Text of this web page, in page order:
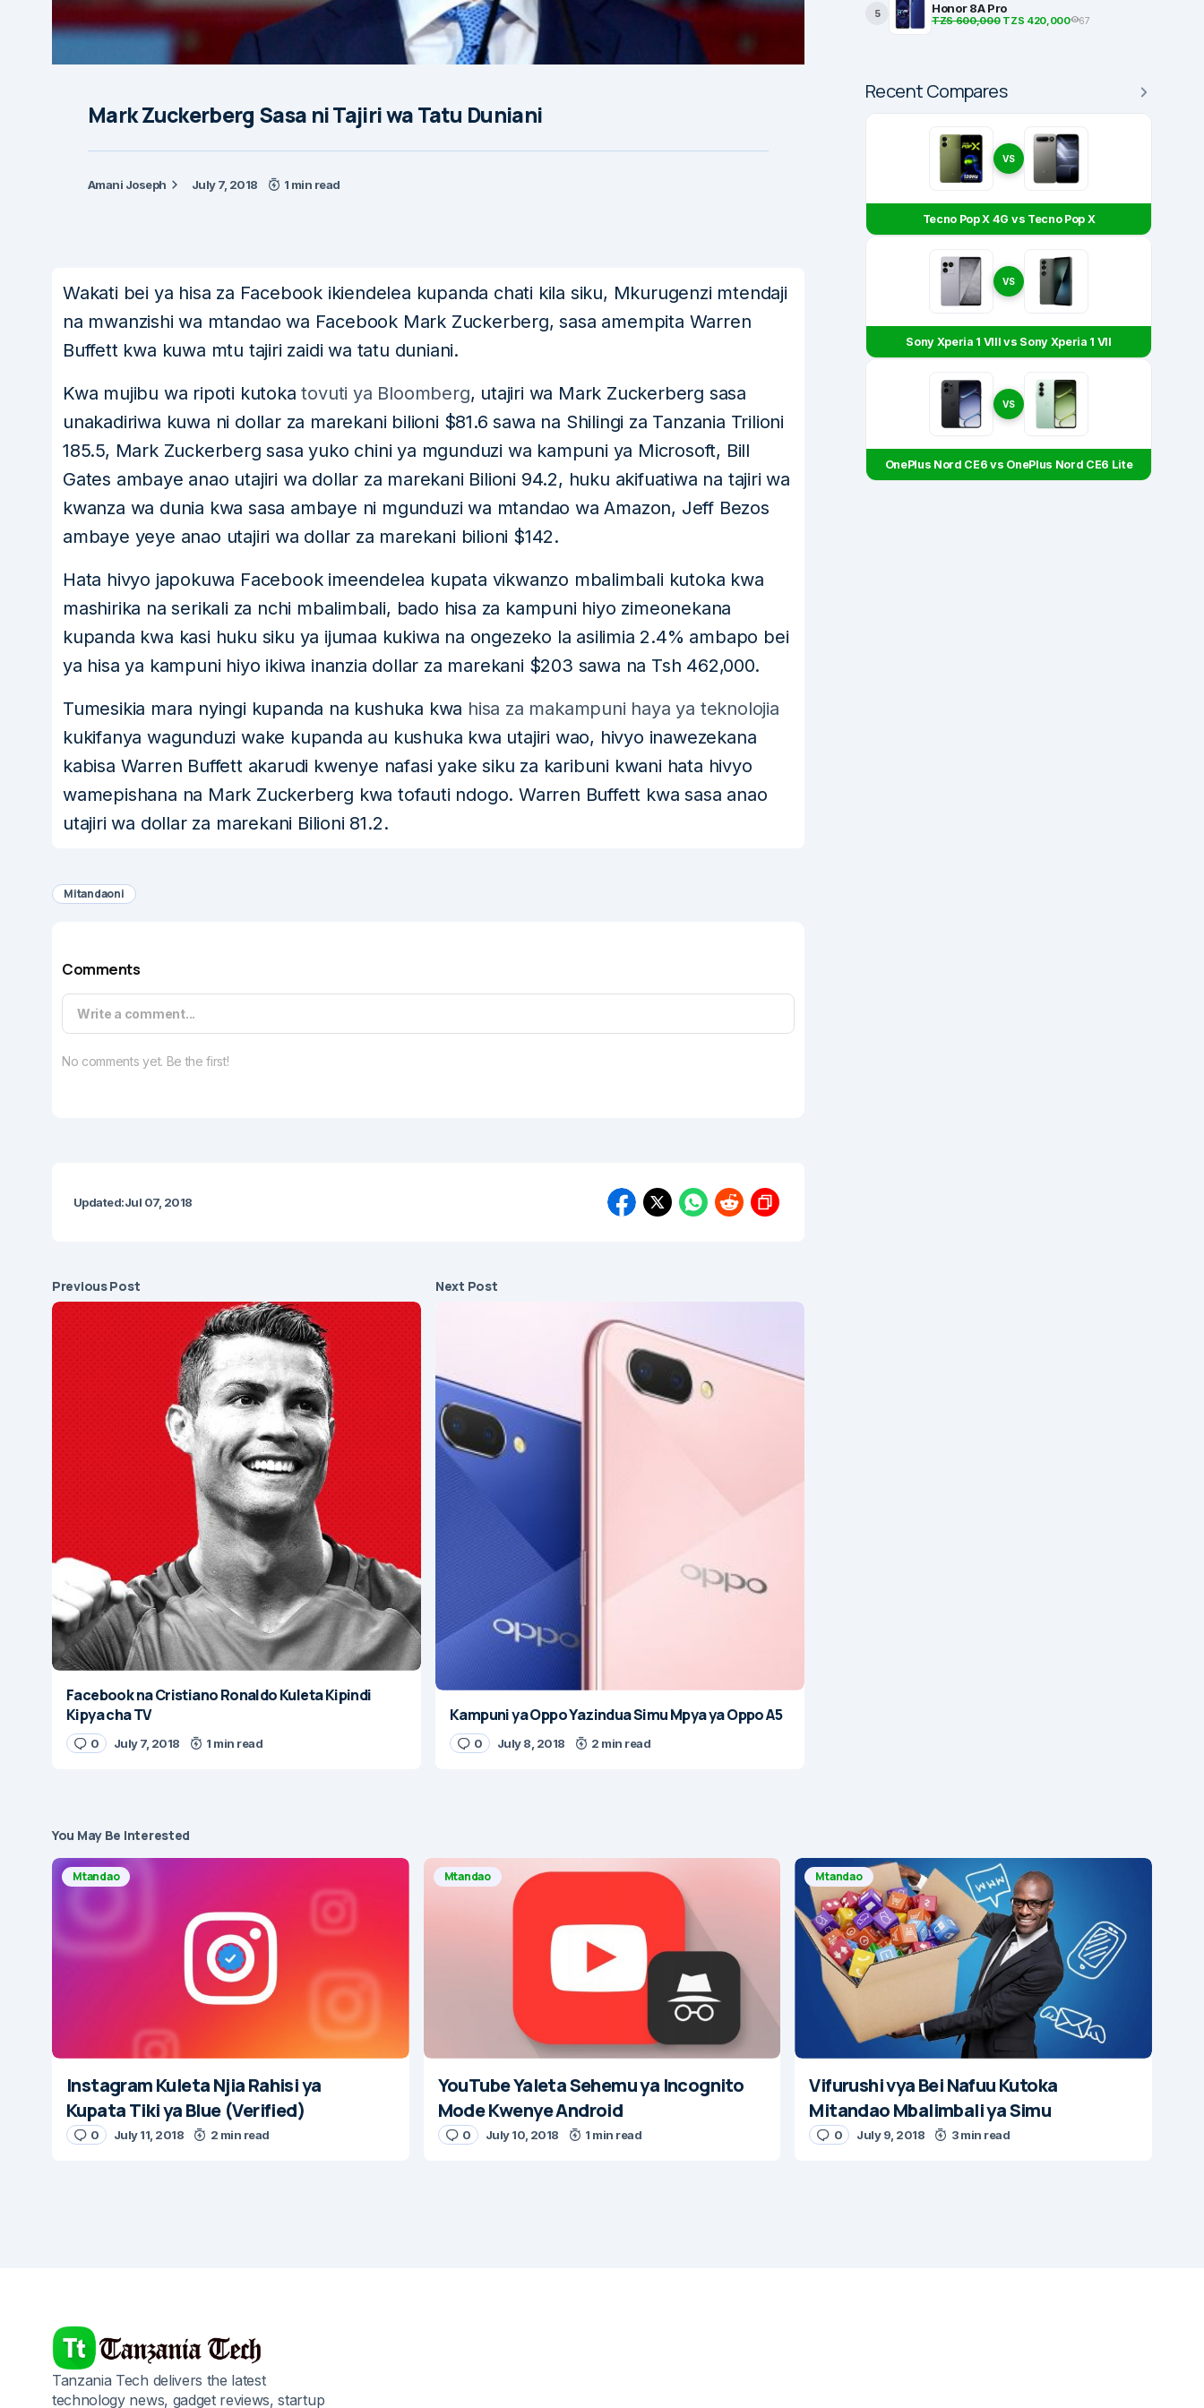
Mark Zuckerberg Sasa ni Tajiri wa Tatu Duniani
Amani Joseph July 7, 2018 1 min read
Wakati bei ya hisa za Facebook ikiendelea kupanda chati kila siku, Mkurugenzi mtendaji
na mwanzishi wa mtandao wa Facebook Mark Zuckerberg, sasa amempita Warren
Buffett kwa kuwa mtu tajiri zaidi wa tatu duniani.
Kwa mujibu wa ripoti kutokatovuti ya Bloomberg, utajiri wa Mark Zuckerberg sasa
unakadiriwa kuwa ni dollar za marekani bilioni $81.6 sawa na Shilingi za Tanzania Trilioni
185.5, Mark Zuckerberg sasa yuko chini ya mgunduzi wa kampuni ya Microsoft, Bill
Gates ambaye anao utajiri wa dollar za marekani Bilioni 94.2, huku akifuatiwa na tajiri wa
kwanza wa dunia kwa sasa ambaye ni mgunduzi wa mtandao wa Amazon, Jeff Bezos
ambaye yeye anao utajiri wa dollar za marekani bilioni $142.
Hata hivyo japokuwa Facebook imeendelea kupata vikwanzo mbalimbali kutoka kwa
mashirika na serikali za nchi mbalimbali, bado hisa za kampuni hiyo zimeonekana
kupanda kwa kasi huku siku ya ijumaa kukiwa na ongezeko la asilimia 2.4% ambapo bei
ya hisa ya kampuni hiyo ikiwa inanzia dollar za marekani $203 sawa na Tsh 462,000.
Tumesikia mara nyingi kupanda na kushuka kwa hisa za makampuni haya ya teknolojia
kukifanya wagunduzi wake kupanda au kushuka kwa utajiri wao, hivyo inawezekana
kabisa Warren Buffett akarudi kwenye nafasi yake siku za karibuni kwani hata hivyo
wamepishana na Mark Zuckerberg kwa tofauti ndogo. Warren Buffett kwa sasa anao
utajiri wa dollar za marekani Bilioni 81.2.
Mitandaoni
Comments
Write a comment...
No comments yet. Be the first!
Updated:Jul 07, 2018
Previous Post
Facebook na Cristiano Ronaldo Kuleta Kipindi
Kipya cha TV
0 July 7, 2018 1 min read
Next Post
Kampuni ya Oppo Yazindua Simu Mpya ya Oppo A5
0 July 8, 2018 2 min read
5 Honor 8A Pro
TZS 600,000TZS 420,000 67
Recent Compares
VS
Tecno Pop X 4G vs Tecno Pop X
VS
Sony Xperia 1 VIII vs Sony Xperia 1 VII
VS
OnePlus Nord CE6 vs OnePlus Nord CE6 Lite
You May Be Interested
Mtandao
Instagram Kuleta Njia Rahisi ya
Kupata Tiki ya Blue (Verified)
0 July 11, 2018 2 min read
Mtandao
YouTube Yaleta Sehemu ya Incognito
Mode Kwenye Android
0 July 10, 2018 1 min read
Mtandao
Vifurushi vya Bei Nafuu Kutoka
Mitandao Mbalimbali ya Simu
0 July 9, 2018 3 min read
Tanzania Tech delivers the latest
technology news, gadget reviews, startup